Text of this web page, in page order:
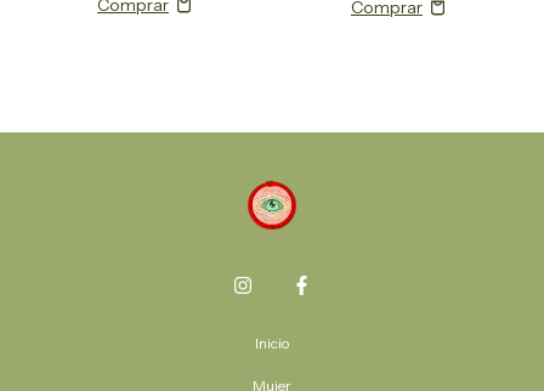
Inicio
Mujer